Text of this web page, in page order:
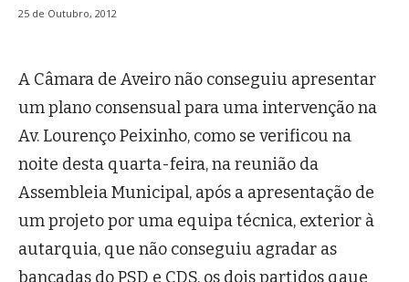
25 de Outubro, 2012
A Câmara de Aveiro não conseguiu apresentar
um plano consensual para uma intervenção na
Av. Lourenço Peixinho, como se verificou na
noite desta quarta-feira, na reunião da
Assembleia Municipal, após a apresentação de
um projeto por uma equipa técnica, exterior à
autarquia, que não conseguiu agradar as
bancadas do PSD e CDS, os dois partidos qaue